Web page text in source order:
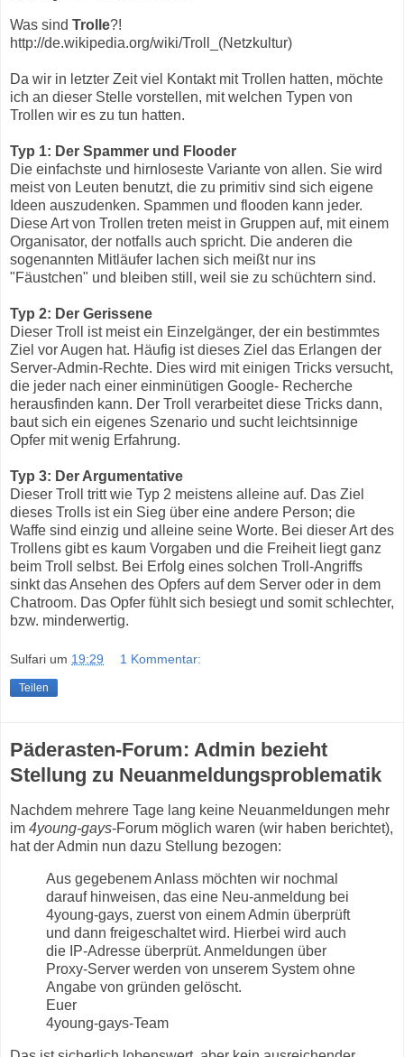
Was sind Trolle?!
http://de.wikipedia.org/wiki/Troll_(Netzkultur)
Da wir in letzter Zeit viel Kontakt mit Trollen hatten, möchte
ich an dieser Stelle vorstellen, mit welchen Typen von
Trollen wir es zu tun hatten.
Typ 1: Der Spammer und Flooder
Die einfachste und hirnloseste Variante von allen. Sie wird
meist von Leuten benutzt, die zu primitiv sind sich eigene
Ideen auszudenken. Spammen und flooden kann jeder.
Diese Art von Trollen treten meist in Gruppen auf, mit einem
Organisator, der notfalls auch spricht. Die anderen die
sogenannten Mitläufer lachen sich meißt nur ins
"Fäustchen" und bleiben still, weil sie zu schüchtern sind.
Typ 2: Der Gerissene
Dieser Troll ist meist ein Einzelgänger, der ein bestimmtes
Ziel vor Augen hat. Häufig ist dieses Ziel das Erlangen der
Server-Admin-Rechte. Dies wird mit einigen Tricks versucht,
die jeder nach einer einminütigen Google- Recherche
herausfinden kann. Der Troll verarbeitet diese Tricks dann,
baut sich ein eigenes Szenario und sucht leichtsinnige
Opfer mit wenig Erfahrung.
Typ 3: Der Argumentative
Dieser Troll tritt wie Typ 2 meistens alleine auf. Das Ziel
dieses Trolls ist ein Sieg über eine andere Person; die
Waffe sind einzig und alleine seine Worte. Bei dieser Art des
Trollens gibt es kaum Vorgaben und die Freiheit liegt ganz
beim Troll selbst. Bei Erfolg eines solchen Troll-Angriffs
sinkt das Ansehen des Opfers auf dem Server oder in dem
Chatroom. Das Opfer fühlt sich besiegt und somit schlechter,
bzw. minderwertig.
Sulfari um 19:29 1 Kommentar:
Teilen
Päderasten-Forum: Admin bezieht
Stellung zu Neuanmeldungsproblematik
Nachdem mehrere Tage lang keine Neuanmeldungen mehr
im 4young-gays-Forum möglich waren (wir haben berichtet),
hat der Admin nun dazu Stellung bezogen:
Aus gegebenem Anlass möchten wir nochmal
darauf hinweisen, das eine Neu-anmeldung bei
4young-gays, zuerst von einem Admin überprüft
und dann freigeschaltet wird. Hierbei wird auch
die IP-Adresse überprüt. Anmeldungen über
Proxy-Server werden von unserem System ohne
Angabe von gründen gelöscht.
Euer
4young-gays-Team